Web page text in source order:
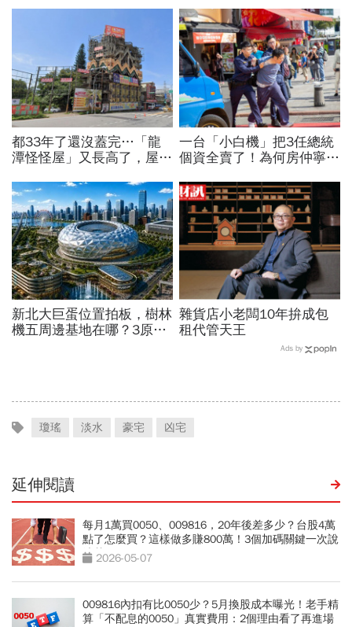
都33年了還沒蓋完…「龍
潭怪怪屋」又長高了，屋主
蓋」原因曝光
一台「小白機」把3任總統
個資全賣了！為何房仲寧願
家曝名單：看你是不是A貨
新北大巨蛋位置拍板，樹林
機五周邊基地在哪？3原因
雜貨店小老闆10年拚成包
租代管天王
Ads by
瓊瑤 淡水 豪宅 凶宅
延伸閱讀
每月1萬買0050、009816，20年後差多少？台股4萬
點了怎麼買？這樣做多賺800萬！3個加碼關鍵一次說
清楚2026-05-07
009816內扣有比0050少？5月換股成本曝光！老手精
算「不配息的0050」真實費用：2個理由看了再進場